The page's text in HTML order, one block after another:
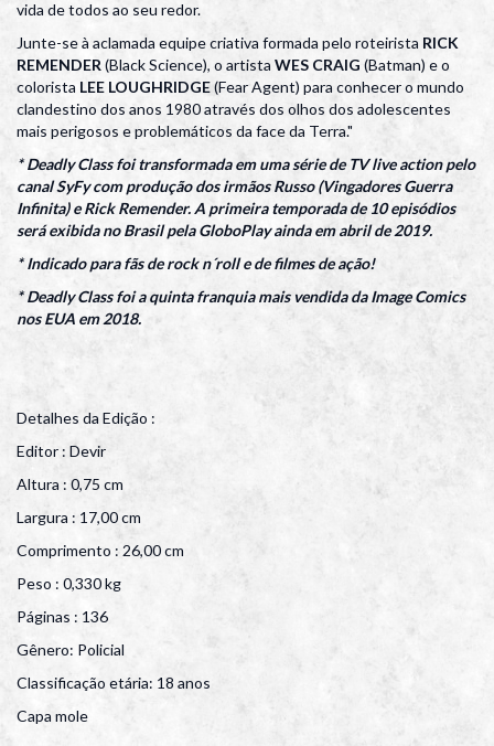
vida de todos ao seu redor.
Junte-se à aclamada equipe criativa formada pelo roteirista RICK
REMENDER(Black Science), o artista WES CRAIG (Batman) e o
colorista LEE LOUGHRIDGE(Fear Agent) para conhecer o mundo
clandestino dos anos 1980 através dos olhos dos adolescentes
mais perigosos e problemáticos da face da Terra."
* Deadly Class foi transformada em uma série de TV live action pelo
canal SyFy com produção dos irmãos Russo (Vingadores Guerra
Infinita) e Rick Remender. A primeira temporada de 10 episódios
será exibida no Brasil pela GloboPlay ainda em abril de 2019.
* Indicado para fãs de rock n´roll e de filmes de ação!
* Deadly Class foi a quinta franquia mais vendida da Image Comics
nos EUA em 2018.
Detalhes da Edição :
Editor : Devir
Altura : 0,75 cm
Largura : 17,00 cm
Comprimento : 26,00 cm
Peso : 0,330 kg
Páginas : 136
Gênero: Policial
Classificação etária: 18 anos
Capa mole